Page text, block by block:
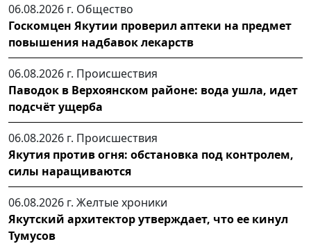
06.08.2026 г. Общество
Госкомцен Якутии проверил аптеки на предмет
повышения надбавок лекарств
06.08.2026 г. Происшествия
Паводок в Верхоянском районе: вода ушла, идет
подсчёт ущерба
06.08.2026 г. Происшествия
Якутия против огня: обстановка под контролем,
силы наращиваются
06.08.2026 г. Желтые хроники
Якутский архитектор утверждает, что ее кинул
Тумусов